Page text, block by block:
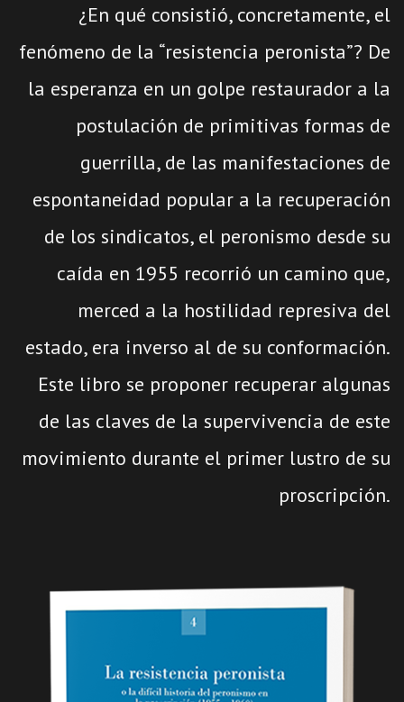
¿En qué consistió, concretamente, el
fenómeno de la “resistencia peronista”? De
la esperanza en un golpe restaurador a la
postulación de primitivas formas de
guerrilla, de las manifestaciones de
espontaneidad popular a la recuperación
de los sindicatos, el peronismo desde su
caída en 1955 recorrió un camino que,
merced a la hostilidad represiva del
estado, era inverso al de su conformación.
Este libro se proponer recuperar algunas
de las claves de la supervivencia de este
movimiento durante el primer lustro de su
proscripción.